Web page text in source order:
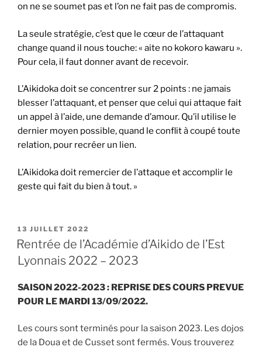
on ne se soumet pas et l’on ne fait pas de compromis.
La seule stratégie, c’est que le cœur de l’attaquant
change quand il nous touche: « aite no kokoro kawaru ».
Pour cela, il faut donner avant de recevoir.
L’Aikidoka doit se concentrer sur 2 points : ne jamais
blesser l’attaquant, et penser que celui qui attaque fait
un appel à l’aide, une demande d’amour. Qu’il utilise le
dernier moyen possible, quand le conflit à coupé toute
relation, pour recréer un lien.
L’Aikidoka doit remercier de l’attaque et accomplir le
geste qui fait du bien à tout. »
PUBLIÉ
LE
13 JUILLET 2022
Rentrée de l’Académie d’Aikido de l’Est
Lyonnais 2022 – 2023
SAISON 2022-2023 : REPRISE DES COURS PREVUE
POUR LE MARDI 13/09/2022.
Les cours sont terminés pour la saison 2023. Les dojos
de la Doua et de Cusset sont fermés. Vous trouverez